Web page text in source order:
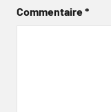
Commentaire*